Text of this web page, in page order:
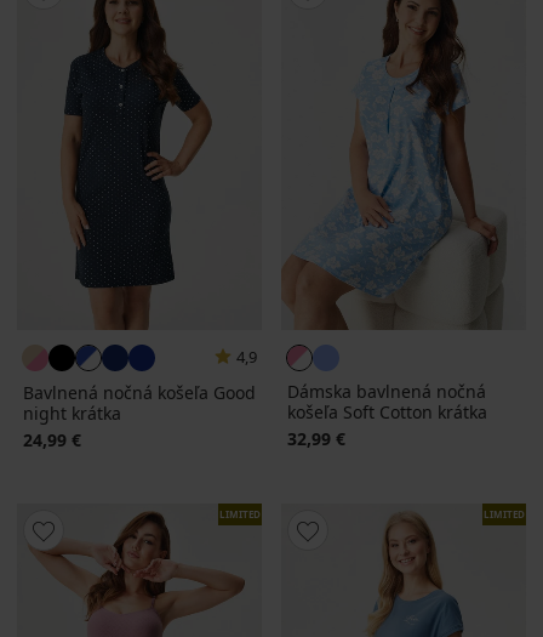
4,9
Bavlnená nočná košeľa Good
night krátka
24,99 €
Dámska bavlnená nočná
košeľa Soft Cotton krátka
32,99 €
LIMITED LIMITED